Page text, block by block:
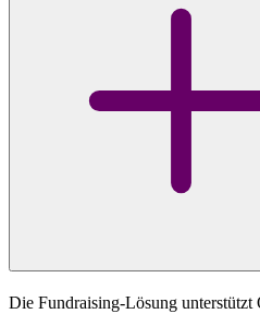
Die Fundraising-Lösung unterstützt